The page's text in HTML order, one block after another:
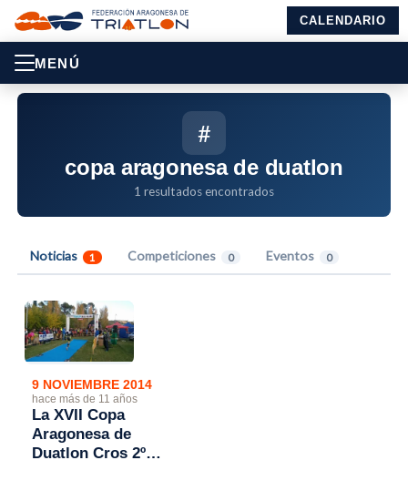
CALENDARIO
MENÚ
#
copa aragonesa de duatlon
1 resultados encontrados
Noticias 1 Competiciones 0 Eventos 0
9 NOVIEMBRE 2014
hace más de 11 años
La XVII Copa
Aragonesa de
Duatlon Cros 2º